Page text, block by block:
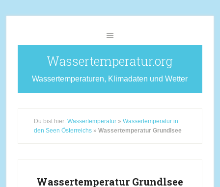
Wassertemperatur.org
Wassertemperaturen, Klimadaten und Wetter
Du bist hier: Wassertemperatur» Wassertemperatur in
den Seen Österreichs» Wassertemperatur Grundlsee
Wassertemperatur Grundlsee